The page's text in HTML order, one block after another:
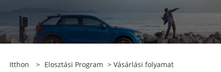
Itthon > Elosztási Program > Vásárlási folyamat